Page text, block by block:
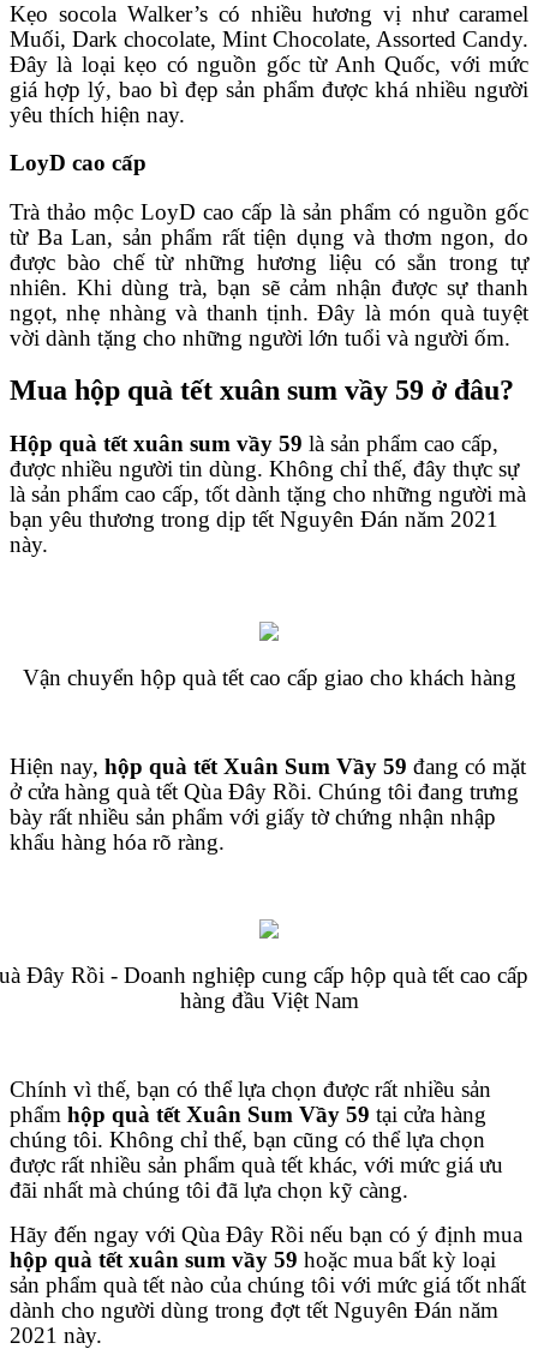
Kẹo socola Walker’s có nhiều hương vị như caramel
Muối, Dark chocolate, Mint Chocolate, Assorted Candy.
Đây là loại kẹo có nguồn gốc từ Anh Quốc, với mức
giá hợp lý, bao bì đẹp sản phẩm được khá nhiều người
yêu thích hiện nay.
LoyD cao cấp
Trà thảo mộc LoyD cao cấp là sản phẩm có nguồn gốc
từ Ba Lan, sản phẩm rất tiện dụng và thơm ngon, do
được bào chế từ những hương liệu có sẳn trong tự
nhiên. Khi dùng trà, bạn sẽ cảm nhận được sự thanh
ngọt, nhẹ nhàng và thanh tịnh. Đây là món quà tuyệt
vời dành tặng cho những người lớn tuổi và người ốm.
Mua hộp quà tết xuân sum vầy 59 ở đâu?
Hộp quà tết xuân sum vầy 59 là sản phẩm cao cấp,
được nhiều người tin dùng. Không chỉ thế, đây thực sự
là sản phẩm cao cấp, tốt dành tặng cho những người mà
bạn yêu thương trong dịp tết Nguyên Đán năm 2021
này.
Vận chuyển hộp quà tết cao cấp giao cho khách hàng
Hiện nay, hộp quà tết Xuân Sum Vầy 59 đang có mặt
ở cửa hàng quà tết Qùa Đây Rồi. Chúng tôi đang trưng
bày rất nhiều sản phẩm với giấy tờ chứng nhận nhập
khẩu hàng hóa rõ ràng.
Đây Rồi - Doanh nghiệp cung cấp hộp quà tết cao cấp
hàng đầu Việt Nam
Chính vì thế, bạn có thể lựa chọn được rất nhiều sản
phẩm hộp quà tết Xuân Sum Vầy 59 tại cửa hàng
chúng tôi. Không chỉ thế, bạn cũng có thể lựa chọn
được rất nhiều sản phẩm quà tết khác, với mức giá ưu
đãi nhất mà chúng tôi đã lựa chọn kỹ càng.
Hãy đến ngay với Qùa Đây Rồi nếu bạn có ý định mua
hộp quà tết xuân sum vầy 59 hoặc mua bất kỳ loại
sản phẩm quà tết nào của chúng tôi với mức giá tốt nhất
dành cho người dùng trong đợt tết Nguyên Đán năm
2021 này.